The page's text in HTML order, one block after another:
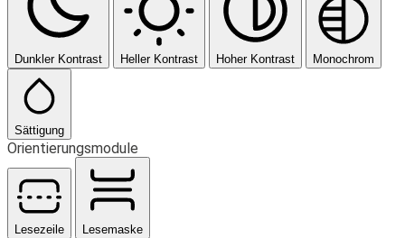
Dunkler Kontrast Heller Kontrast Hoher Kontrast Monochrom
Sättigung
Orientierungsmodule
Lesezeile
Lesemaske